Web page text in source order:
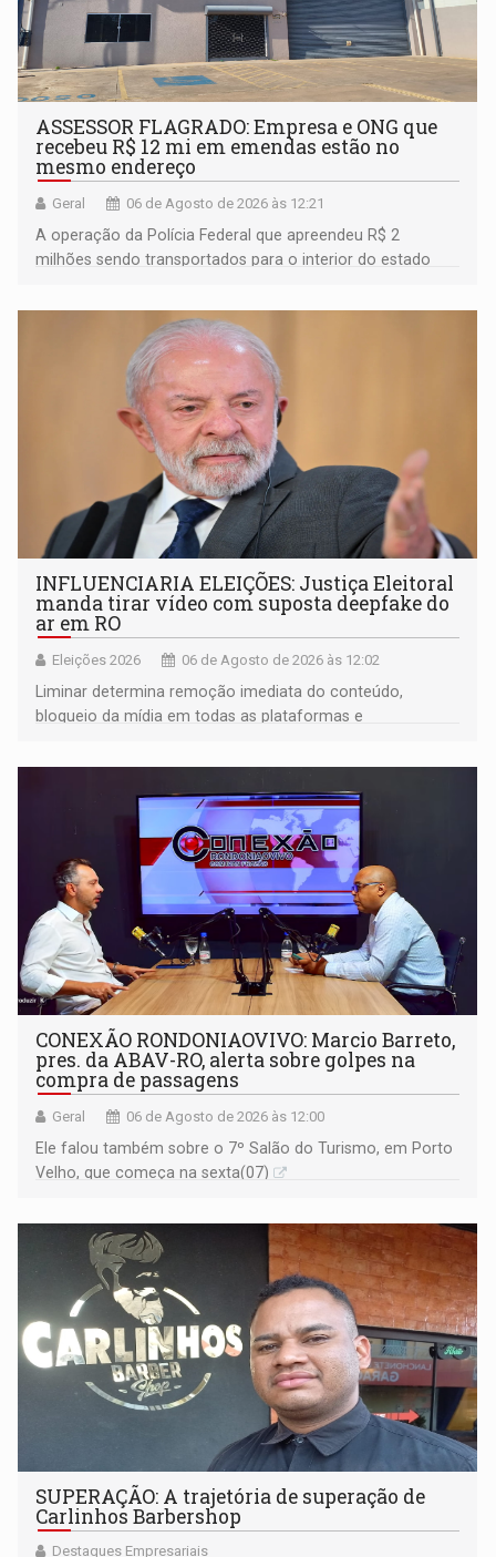
ASSESSOR FLAGRADO: Empresa e ONG que
recebeu R$ 12 mi em emendas estão no
mesmo endereço
Geral 06 de Agosto de 2026 às 12:21
A operação da Polícia Federal que apreendeu R$ 2
milhões sendo transportados para o interior do estado
ligação do suspeito com um deputado federal do União
Brasil por Rondônia
INFLUENCIARIA ELEIÇÕES: Justiça Eleitoral
manda tirar vídeo com suposta deepfake do
ar em RO
Eleições 2026 06 de Agosto de 2026 às 12:02
Liminar determina remoção imediata do conteúdo,
bloqueio da mídia em todas as plataformas e
CONEXÃO RONDONIAOVIVO: Marcio Barreto,
pres. da ABAV-RO, alerta sobre golpes na
compra de passagens
Geral 06 de Agosto de 2026 às 12:00
Ele falou também sobre o 7º Salão do Turismo, em Porto
Velho, que começa na sexta(07)
SUPERAÇÃO: A trajetória de superação de
Carlinhos Barbershop
Destaques Empresariais